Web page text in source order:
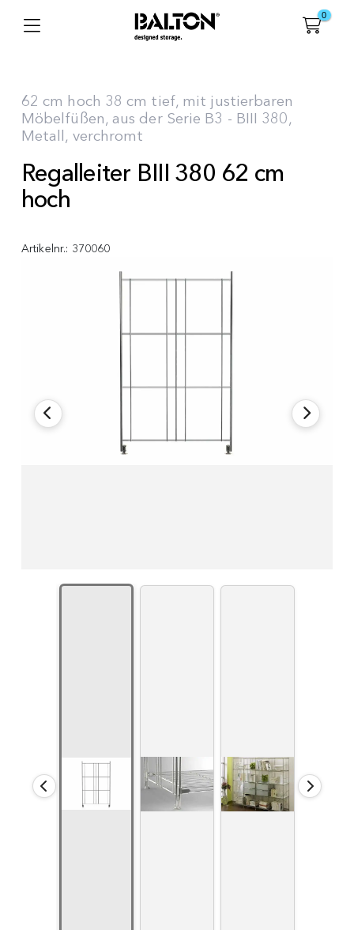
0
62 cm hoch 38 cm tief, mit justierbaren
Möbelfüßen, aus der Serie B3 - BIII 380,
Metall, verchromt
Regalleiter BIII 380 62 cm
hoch
Artikelnr.: 370060